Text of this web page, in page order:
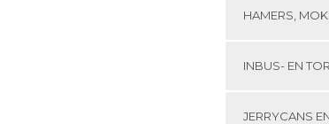
HAMERS,
INBUS- EN
JERRYCANS